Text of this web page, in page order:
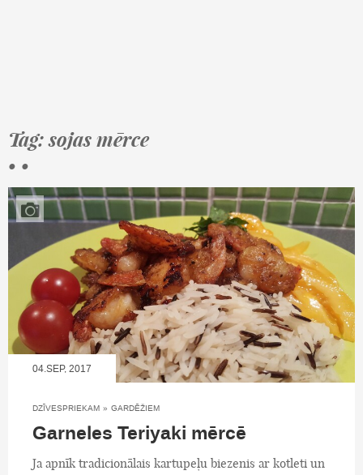
Tag: sojas mērce
• •
04.SEP, 2017
DZĪVESPRIEKAM » GARDĒŽIEM
Garneles Teriyaki mērcē
Ja apnīk tradicionālais kartupeļu biezenis ar kotleti un